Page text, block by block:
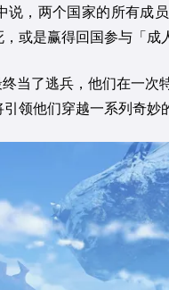
d
e
o
，两个国家的所有成
或是赢得回国参与「成
当了逃兵，他们在一
领他们穿越一系列奇妙